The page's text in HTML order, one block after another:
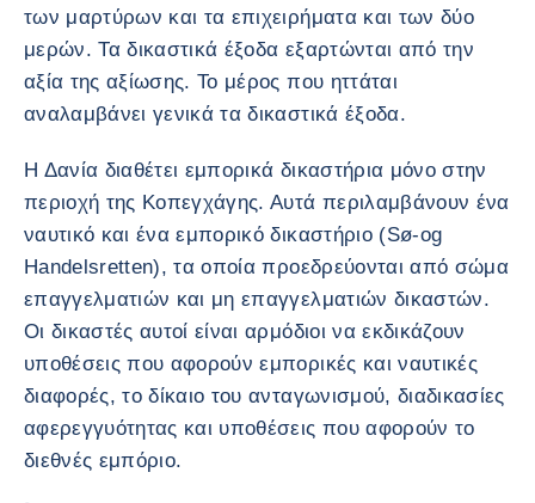
των μαρτύρων και τα επιχειρήματα και των δύο
μερών. Τα δικαστικά έξοδα εξαρτώνται από την
αξία της αξίωσης. Το μέρος που ηττάται
αναλαμβάνει γενικά τα δικαστικά έξοδα.
Η Δανία διαθέτει εμπορικά δικαστήρια μόνο στην
περιοχή της Κοπεγχάγης. Αυτά περιλαμβάνουν ένα
ναυτικό και ένα εμπορικό δικαστήριο (Sø-og
Handelsretten), τα οποία προεδρεύονται από σώμα
επαγγελματιών και μη επαγγελματιών δικαστών.
Οι δικαστές αυτοί είναι αρμόδιοι να εκδικάζουν
υποθέσεις που αφορούν εμπορικές και ναυτικές
διαφορές, το δίκαιο του ανταγωνισμού, διαδικασίες
αφερεγγυότητας και υποθέσεις που αφορούν το
διεθνές εμπόριο.